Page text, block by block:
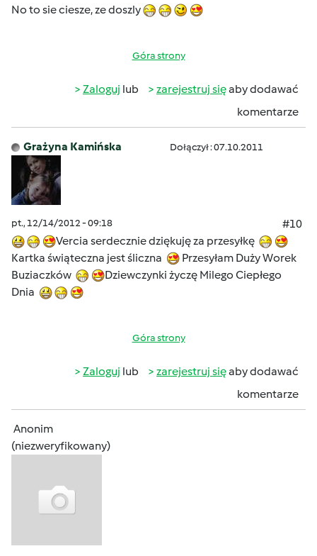
No to sie ciesze, ze doszly
Góra strony
Zaloguj lub zarejestruj sięaby dodawać
komentarze
Grażyna Kamińska Dołączył : 07.10.2011
pt., 12/14/2012 - 09:18
#10
Vercia serdecznie dziękuję za przesyłkę
Kartka świąteczna jest śliczna
Przesyłam Duży Worek
Buziaczków
Dziewczynki życzę Milego Ciepłego
Dnia
Góra strony
Zaloguj lub zarejestruj sięaby dodawać
komentarze
Anonim
(niezweryfikowany)